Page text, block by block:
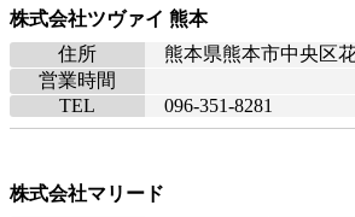
株式会社ツヴァイ 熊本
住所
熊本県熊本市中央区
営業時間
TEL
096-351-8281
株式会社マリード